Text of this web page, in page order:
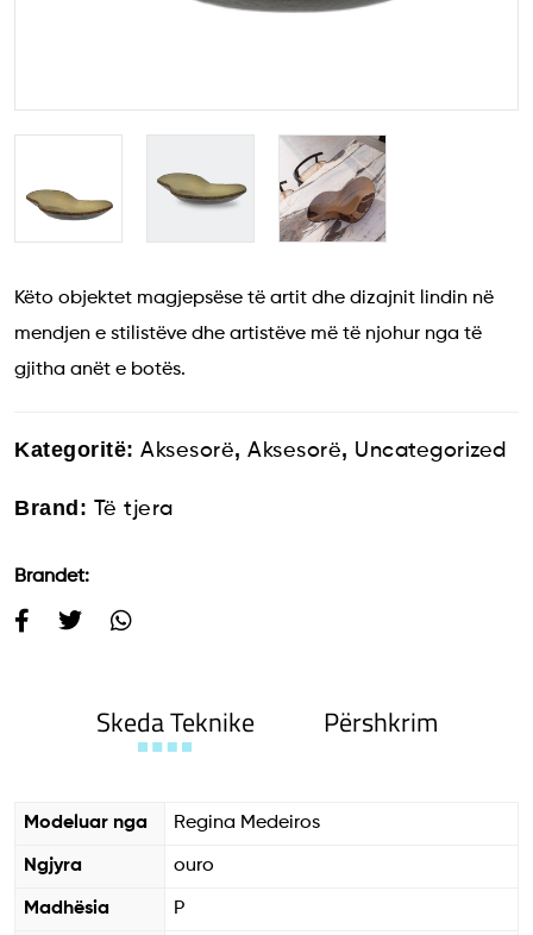
Këto objektet magjepsëse të artit dhe dizajnit lindin në
mendjen e stilistëve dhe artistëve më të njohur nga të
gjitha anët e botës.
Kategoritë: Aksesorë, Aksesorë, Uncategorized
Brand: Të tjera
Brandet:
Skeda Teknike Përshkrim
Modeluar nga Regina Medeiros
Ngjyra ouro
Madhësia P